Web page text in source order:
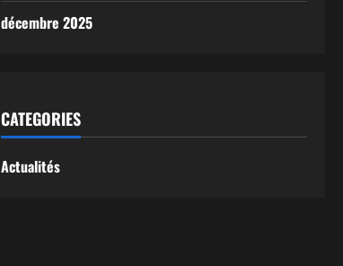
décembre 2025
CATEGORIES
Actualités